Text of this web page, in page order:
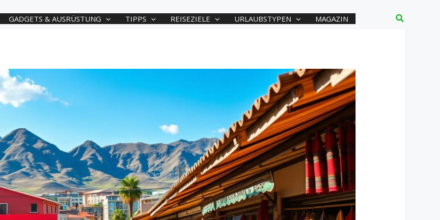
GADGETS & AUSRÜSTUNG TIPPS REISEZIELE URLAUBSTYPEN MAGAZIN Suchen